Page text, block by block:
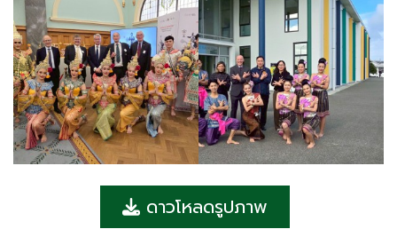
ดาวโหลดรูปภาพ